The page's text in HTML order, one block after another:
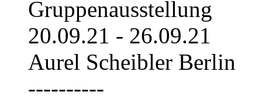
Gruppenausstellung
20.09.21 - 26.09.21
Aurel Scheibler Berlin
----------